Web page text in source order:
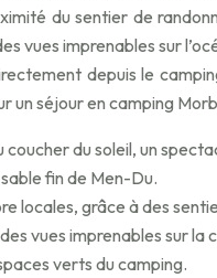
du sentier de
vues imprenables sur
depuis le
séjour en camping
du soleil, un
fin de Men-Du.
locales, grâce à des
vues imprenables sur la
verts du camping.